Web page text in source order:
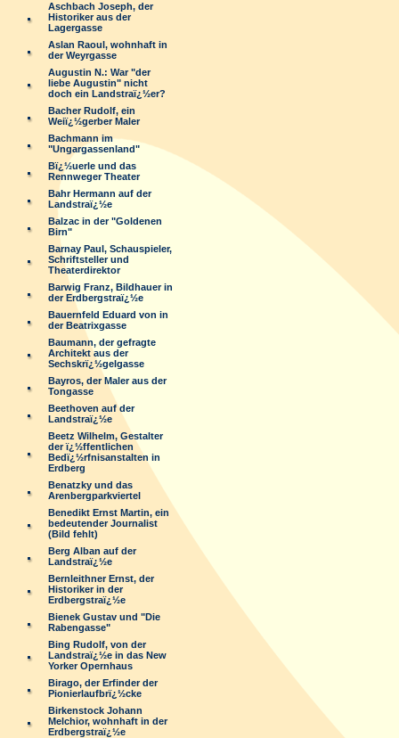
Aschbach Joseph, der
Historiker aus der
Lagergasse
Aslan Raoul, wohnhaft in
der Weyrgasse
Augustin N.: War "der
liebe Augustin" nicht
doch ein Landstraï¿½er?
Bacher Rudolf, ein
Weiï¿½gerber Maler
Bachmann im
"Ungargassenland"
Bï¿½uerle und das
Rennweger Theater
Bahr Hermann auf der
Landstraï¿½e
Balzac in der "Goldenen
Birn"
Barnay Paul, Schauspieler,
Schriftsteller und
Theaterdirektor
Barwig Franz, Bildhauer in
der Erdbergstraï¿½e
Bauernfeld Eduard von in
der Beatrixgasse
Baumann, der gefragte
Architekt aus der
Sechskrï¿½gelgasse
Bayros, der Maler aus der
Tongasse
Beethoven auf der
Landstraï¿½e
Beetz Wilhelm, Gestalter
der ï¿½ffentlichen
Bedï¿½rfnisanstalten in
Erdberg
Benatzky und das
Arenbergparkviertel
Benedikt Ernst Martin, ein
bedeutender Journalist
(Bild fehlt)
Berg Alban auf der
Landstraï¿½e
Bernleithner Ernst, der
Historiker in der
Erdbergstraï¿½e
Bienek Gustav und "Die
Rabengasse"
Bing Rudolf, von der
Landstraï¿½e in das New
Yorker Opernhaus
Birago, der Erfinder der
Pionierlaufbrï¿½cke
Birkenstock Johann
Melchior, wohnhaft in der
Erdbergstraï¿½e